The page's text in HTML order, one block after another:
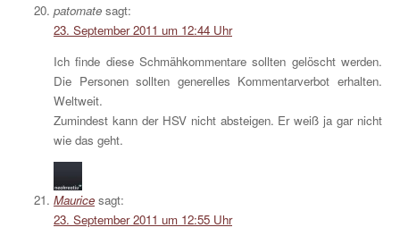
patomate sagt:
23. September 2011 um 12:44 Uhr
Ich finde diese Schmähkommentare sollten gelöscht werden.
Die Personen sollten generelles Kommentarverbot erhalten.
Weltweit.
Zumindest kann der HSV nicht absteigen. Er weiß ja gar nicht
wie das geht.
Maurice sagt:
23. September 2011 um 12:55 Uhr